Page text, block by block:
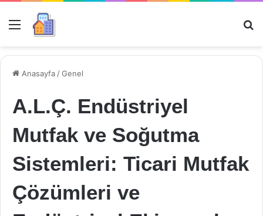
Menü
Anasayfa /Genel
A.L.Ç. Endüstriyel
Mutfak ve Soğutma
Sistemleri: Ticari Mutfak
Çözümleri ve